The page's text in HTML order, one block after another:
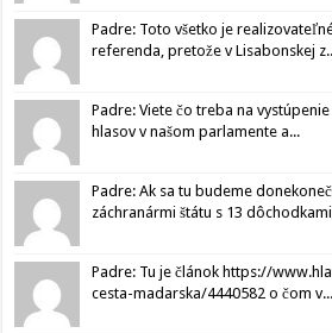
Padre: Toto všetko je
referenda, pretože v Lisabonskej
Padre: Viete čo treba na vystúpenie
hlasov v našom parlamente a...
Padre: Ak sa tu budeme
záchranármi štátu s 13
Padre: Tu je článok https://
cesta-madarska/4440582 o čom v...